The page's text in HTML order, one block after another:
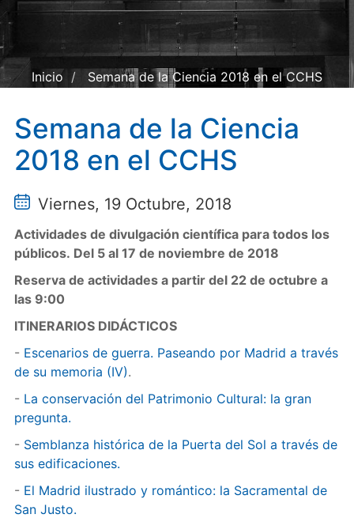
Inicio Semana de la Ciencia 2018 en el CCHS
Semana de la Ciencia
2018 en el CCHS
Viernes, 19 Octubre, 2018
Actividades de divulgación científica para todos los
públicos. Del 5 al 17 de noviembre de 2018
Reserva de actividades a partir del 22 de octubre a
las 9:00
ITINERARIOS DIDÁCTICOS
- Escenarios de guerra. Paseando por Madrid a través
de su memoria (IV).
- La conservación del Patrimonio Cultural: la gran
pregunta.
- Semblanza histórica de la Puerta del Sol a través de
sus edificaciones.
- El Madrid ilustrado y romántico: la Sacramental de
San Justo.